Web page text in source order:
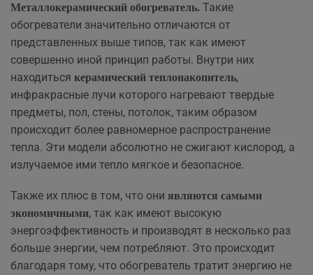
Металлокерамический обогреватель. Такие
обогреватели значительно отличаются от
представленных выше типов, так как имеют
совершенно иной принцип работы. Внутри них
находиться керамический теплонакопитель,
инфракрасные лучи которого нагревают твердые
предметы, пол, стены, потолок, таким образом
происходит более равномерное распространение
тепла. Эти модели абсолютно не сжигают кислород, а
излучаемое ими тепло мягкое и безопасное.
Также их плюс в том, что они являются самыми
экономичными, так как имеют высокую
энергоэффективность и производят в несколько раз
больше энергии, чем потребляют. Это происходит
благодаря тому, что обогреватель тратит энергию не